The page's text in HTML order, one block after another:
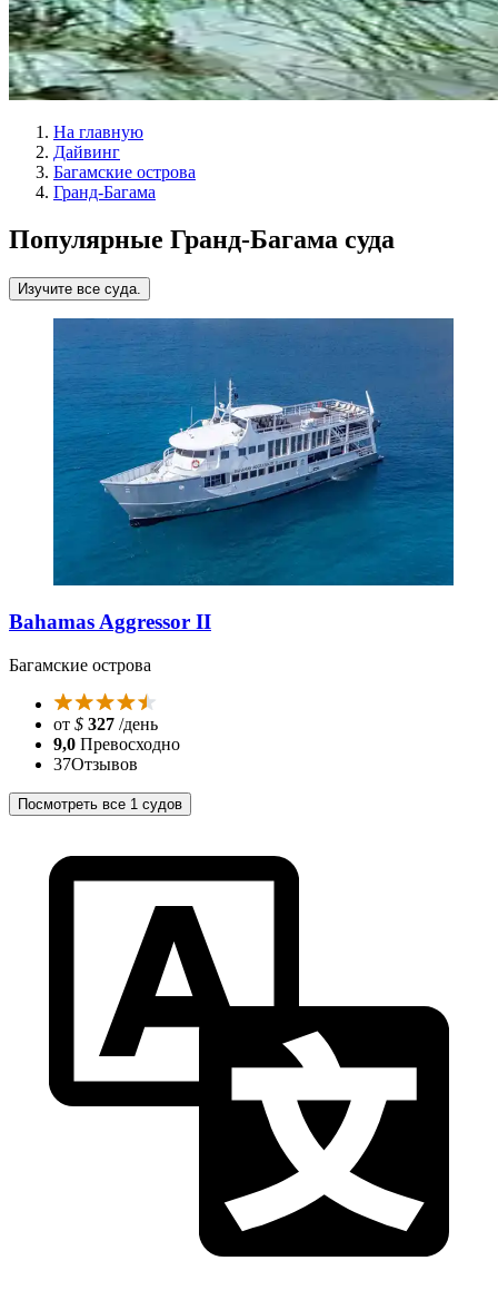
На главную
Дайвинг
Багамские острова
Гранд-Багама
Популярные Гранд-Багама суда
Изучите все суда.
Bahamas Aggressor II
Багамские острова
от $ 327 /день
9,0 Превосходно
37Отзывов
Посмотреть все 1 судов